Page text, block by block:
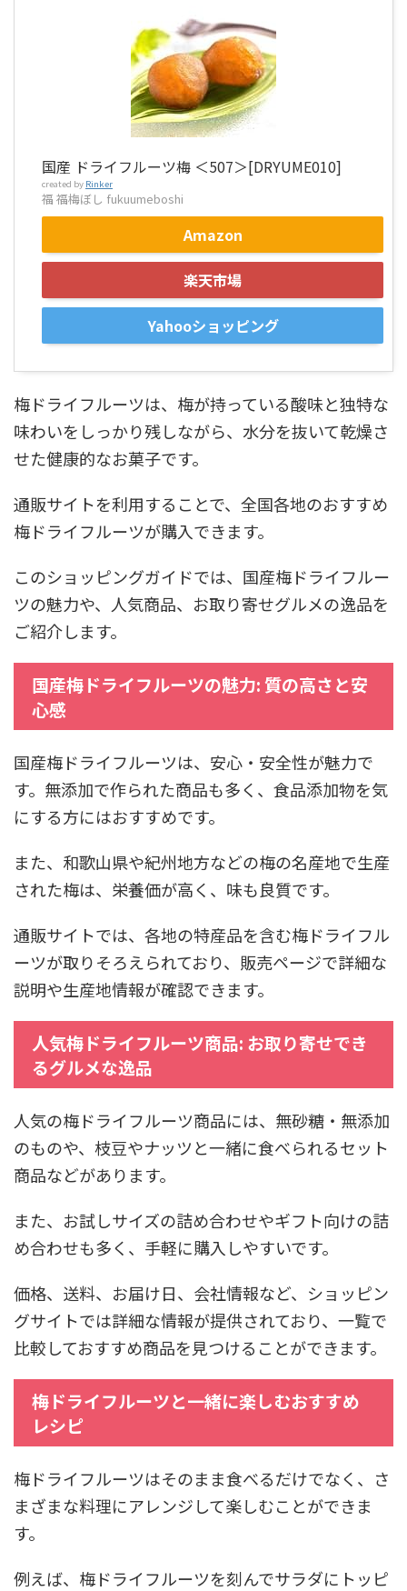
国産 ドライフルーツ梅 ＜507＞[DRYUME010]
created by Rinker
福 福梅ぼし fukuumeboshi
Amazon
楽天市場
Yahooショッピング
梅ドライフルーツは、梅が持っている酸味と独特な
味わいをしっかり残しながら、水分を抜いて乾燥さ
せた健康的なお菓子です。
通販サイトを利用することで、全国各地のおすすめ
梅ドライフルーツが購入できます。
このショッピングガイドでは、国産梅ドライフルー
ツの魅力や、人気商品、お取り寄せグルメの逸品を
ご紹介します。
国産梅ドライフルーツの魅力: 質の高さと安
心感
国産梅ドライフルーツは、安心・安全性が魅力で
す。無添加で作られた商品も多く、食品添加物を気
にする方にはおすすめです。
また、和歌山県や紀州地方などの梅の名産地で生産
された梅は、栄養価が高く、味も良質です。
通販サイトでは、各地の特産品を含む梅ドライフル
ーツが取りそろえられており、販売ページで詳細な
説明や生産地情報が確認できます。
人気梅ドライフルーツ商品: お取り寄せでき
るグルメな逸品
人気の梅ドライフルーツ商品には、無砂糖・無添加
のものや、枝豆やナッツと一緒に食べられるセット
商品などがあります。
また、お試しサイズの詰め合わせやギフト向けの詰
め合わせも多く、手軽に購入しやすいです。
価格、送料、お届け日、会社情報など、ショッピン
グサイトでは詳細な情報が提供されており、一覧で
比較しておすすめ商品を見つけることができます。
梅ドライフルーツと一緒に楽しむおすすめ
レシピ
梅ドライフルーツはそのまま食べるだけでなく、さ
まざまな料理にアレンジして楽しむことができま
す。
例えば、梅ドライフルーツを刻んでサラダにトッピ